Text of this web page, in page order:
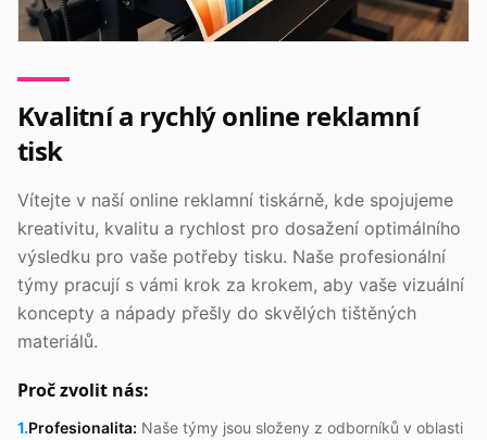
Kvalitní a rychlý online reklamní
tisk
Vítejte v naší online reklamní tiskárně, kde spojujeme
kreativitu, kvalitu a rychlost pro dosažení optimálního
výsledku pro vaše potřeby tisku. Naše profesionální
týmy pracují s vámi krok za krokem, aby vaše vizuální
koncepty a nápady přešly do skvělých tištěných
materiálů.
Proč zvolit nás:
1.Profesionalita: Naše týmy jsou složeny z odborníků v oblasti